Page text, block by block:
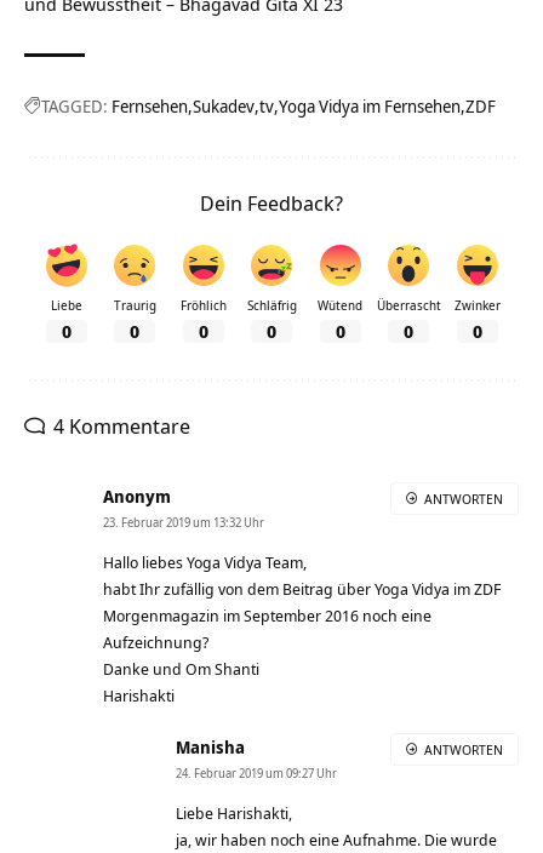
TAGGED: Fernsehen Sukadev tv Yoga Vidya im Fernsehen ZDF
Dein Feedback?
Liebe
0
Traurig
0
Fröhlich
0
Schläfrig
0
Wütend
0
Überrascht
0
Zwinker
0
4 Kommentare
Anonym
23. Februar 2019 um 13:32 Uhr
Hallo liebes Yoga Vidya Team,
habt Ihr zufällig von dem Beitrag über Yoga Vidya im ZDF
Morgenmagazin im September 2016 noch eine
Aufzeichnung?
Danke und Om Shanti
Harishakti
ANTWORTEN
Manisha
24. Februar 2019 um 09:27 Uhr
Liebe Harishakti,
ja, wir haben noch eine Aufnahme. Die wurde
ANTWORTEN